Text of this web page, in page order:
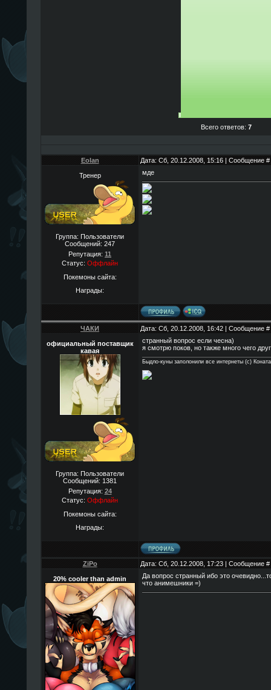
Всего ответов: 7
Eolan Дата: Сб, 20.12.2008, 15:16 | Сообщение #
Тренер
Группа: Пользователи
Сообщений: 247
Репутация: 11
Статус: Оффлайн
Покемоны сайта:
Награды:
мде
ЧАКИ Дата: Сб, 20.12.2008, 16:42 | Сообщение #
официальный поставщик
кавая
Группа: Пользователи
Сообщений: 1381
Репутация: 24
Статус: Оффлайн
Покемоны сайта:
Награды:
странный вопрос если чесна)
я смотрю поков, но также много чего
Быдло-куны заполонили все интернеты (с)
ZiPo Дата: Сб, 20.12.2008, 17:23 | Сообщение #
20% cooler than admin
Да вопрос странный ибо это
что анимешники =)